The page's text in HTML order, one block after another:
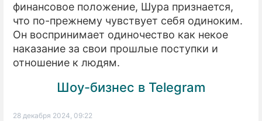
финансовое положение, Шура признается,
что по-прежнему чувствует себя одиноким.
Он воспринимает одиночество как некое
наказание за свои прошлые поступки и
отношение к людям.
Шоу-бизнес в Telegram
28 декабря 2024, 09:22